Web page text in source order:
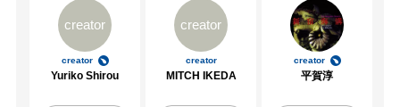
creator
creator
Yuriko Shirou
creator
creator
MITCH IKEDA
creator
平賀淳